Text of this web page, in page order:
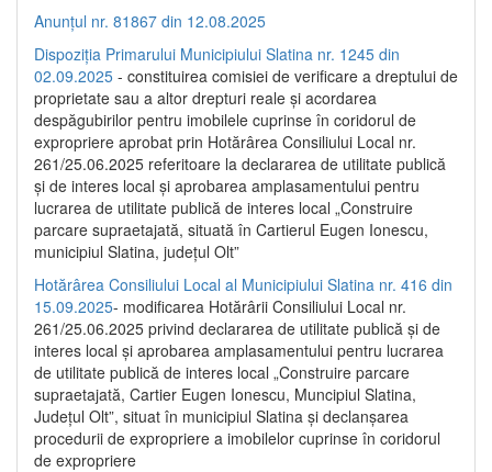
Anunțul nr. 81867 din 12.08.2025
Dispoziția Primarului Municipiului Slatina nr. 1245 din
02.09.2025 - constituirea comisiei de verificare a dreptului de
proprietate sau a altor drepturi reale și acordarea
despăgubirilor pentru imobilele cuprinse în coridorul de
expropriere aprobat prin Hotărârea Consiliului Local nr.
261/25.06.2025 referitoare la declararea de utilitate publică
și de interes local și aprobarea amplasamentului pentru
lucrarea de utilitate publică de interes local „Construire
parcare supraetajată, situată în Cartierul Eugen Ionescu,
municipiul Slatina, județul Olt”
Hotărârea Consiliului Local al Municipiului Slatina nr. 416 din
15.09.2025- modificarea Hotărârii Consiliului Local nr.
261/25.06.2025 privind declararea de utilitate publică și de
interes local și aprobarea amplasamentului pentru lucrarea
de utilitate publică de interes local „Construire parcare
supraetajată, Cartier Eugen Ionescu, Muncipiul Slatina,
Județul Olt”, situat în municipiul Slatina și declanșarea
procedurii de expropriere a imobilelor cuprinse în coridorul
de expropriere